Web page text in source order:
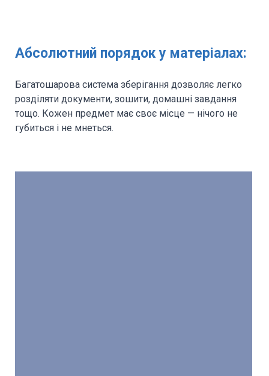
Абсолютний порядок у матеріалах:
Багатошарова система зберігання дозволяє легко
розділяти документи, зошити, домашні завдання
тощо. Кожен предмет має своє місце — нічого не
губиться і не мнеться.